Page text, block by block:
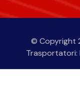
Alternative:
© Copyright
Trasportatori: